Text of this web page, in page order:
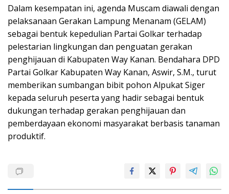
Dalam kesempatan ini, agenda Muscam diawali dengan
pelaksanaan Gerakan Lampung Menanam (GELAM)
sebagai bentuk kepedulian Partai Golkar terhadap
pelestarian lingkungan dan penguatan gerakan
penghijauan di Kabupaten Way Kanan. Bendahara DPD
Partai Golkar Kabupaten Way Kanan, Aswir, S.M., turut
memberikan sumbangan bibit pohon Alpukat Siger
kepada seluruh peserta yang hadir sebagai bentuk
dukungan terhadap gerakan penghijauan dan
pemberdayaan ekonomi masyarakat berbasis tanaman
produktif.